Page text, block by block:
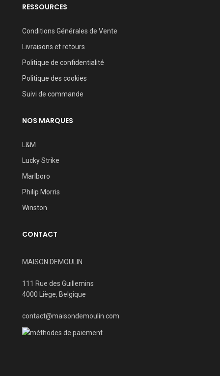
RESSOURCES
Conditions Générales de Vente
Livraisons et retours
Politique de confidentialité
Politique des cookies
Suivi de commande
NOS MARQUES
L&M
Lucky Strike
Marlboro
Philip Morris
Winston
CONTACT
MAISON DEMOULIN
111 Rue des Guillemins
4000 Liège, Belgique
contact@maisondemoulin.com